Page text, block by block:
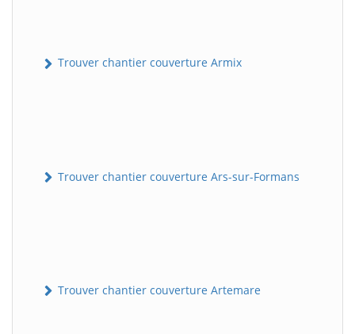
Trouver chantier couverture Armix
Trouver chantier couverture Ars-sur-Formans
Trouver chantier couverture Artemare